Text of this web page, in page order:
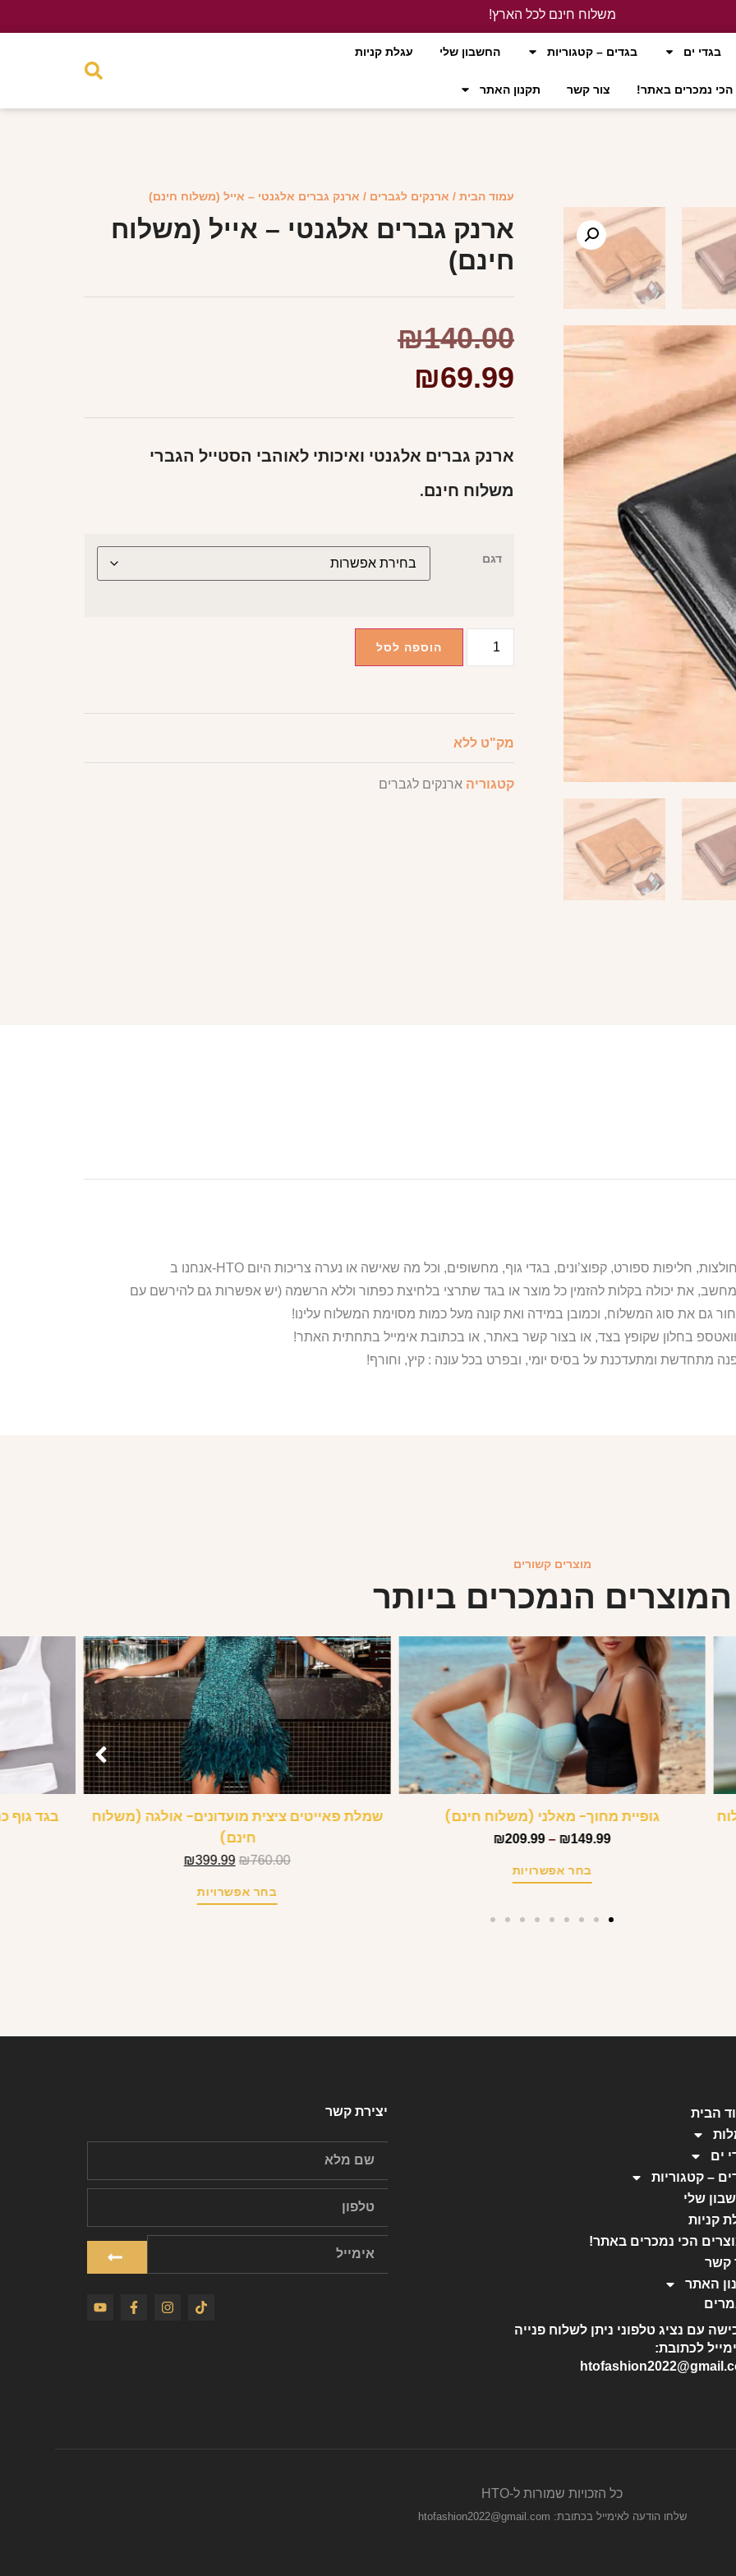
משלוח חינם לכל הארץ!
בגדי ים בגדים – קטגוריות החשבון שלי עגלת קניות
הכי נמכרים באתר! צור קשר תקנון האתר
עמוד הבית / ארנקים לגברים / ארנק גברים אלגנטי – אייל (משלוח חינם)
ארנק גברים אלגנטי – אייל (משלוח
חינם)
₪140.00
₪69.99
ארנק גברים אלגנטי ואיכותי לאוהבי הסטייל הגברי
משלוח חינם.
דגם
הוספה לסל
מק"ט ללא
קטגוריה ארנקים לגברים
את יכולה בקלות להזמין כל מוצר או בגד שתרצי בלחיצת כפתור וללא הרשמה (יש אפשרות גם להירשם עם
גם את סוג המשלוח, וכמובן במידה ואת קונה מעל כמות מסוימת המשלוח עלינו!
בחלון שקופץ בצד, או בצור קשר באתר, או בכתובת אימייל בתחתית האתר!
מתחדשת ומתעדכנת על בסיס יומי, ובפרט בכל עונה : קיץ, וחורף!
מוצרים קשורים
המוצרים הנמכרים ביותר
גופיית מחוך- מאלני (משלוח חינם)
₪149.99
–
₪209.99
בחר אפשרויות
שמלת פאייטים ציצית מועדונים- אולגה (משלוח
חינם)
₪760.00
₪399.99
בחר אפשרויות
בגד גוף
הבית
ים
– קטגוריות
שלי
קניות
הכי נמכרים באתר!
קשר
האתר
עם נציג טלפוני ניתן לשלוח פנייה
לכתובת:
יצירת קשר
כל הזכויות שמורות ל-HTO
שלחו הודעה לאימייל בכתובת: htofashion2022@gmail.com